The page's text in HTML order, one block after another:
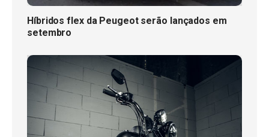
Híbridos flex da Peugeot serão lançados em
setembro